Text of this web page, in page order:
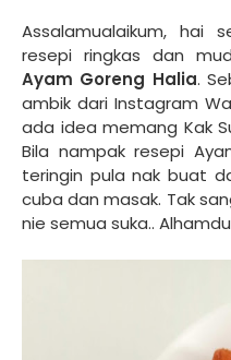
Assalamualaikum, hai
resepi ringkas dan
Ayam Goreng Halia.
ambik dari Instagram
ada idea memang Kak
Bila nampak resepi
teringin pula nak buat
cuba dan masak. Tak
nie semua suka..